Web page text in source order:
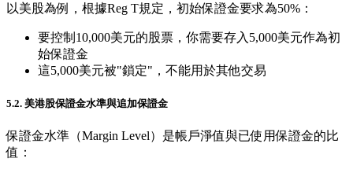
以美股為例，根據Reg T規定，初始保證金要求為50%：
要控制10,000美元的股票，你需要存入5,000美元作為初
始保證金
這5,000美元被"鎖定"，不能用於其他交易
5.2. 美港股保證金水準與追加保證金
保證金水準（Margin Level）是帳戶淨值與已使用保證金的比
值：